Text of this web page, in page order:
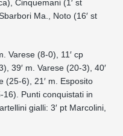
Cinquemani (1′ st
Ma., Noto (16′ st
Varese (8-0), 11′ cp
39′ m. Varese (20-3), 40′
(25-6), 21′ m. Esposito
16). Punti conquistati in
gialli: 3′ pt Marcolini,